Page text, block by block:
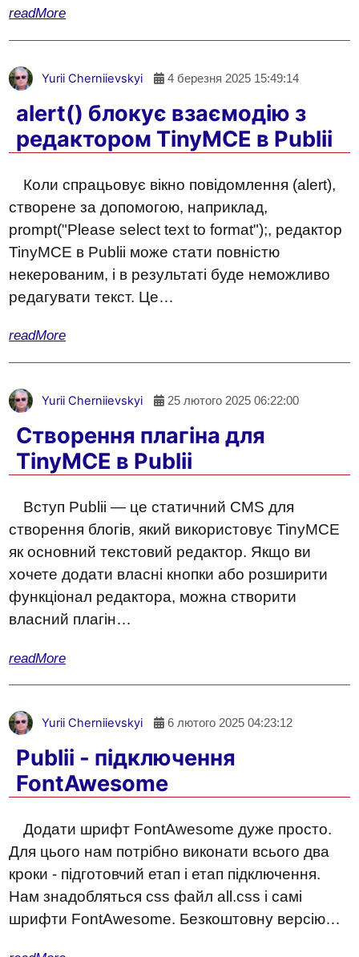
readMore
Yurii Cherniievskyi 4 березня 2025 15:49:14
alert() блокує взаємодію з
редактором TinyMCE в Publii
Коли спрацьовує вікно повідомлення (alert),
створене за допомогою, наприклад,
prompt("Please select text to format");, редактор
TinyMCE в Publii може стати повністю
некерованим, і в результаті буде неможливо
редагувати текст. Це…
readMore
Yurii Cherniievskyi 25 лютого 2025 06:22:00
Створення плагіна для
TinyMCE в Publii
Вступ Publii — це статичний CMS для
створення блогів, який використовує TinyMCE
як основний текстовий редактор. Якщо ви
хочете додати власні кнопки або розширити
функціонал редактора, можна створити
власний плагін…
readMore
Yurii Cherniievskyi 6 лютого 2025 04:23:12
Publii - підключення
FontAwesome
Додати шрифт FontAwesome дуже просто.
Для цього нам потрібно виконати всього два
кроки - підготовчий етап і етап підключення.
Нам знадобляться css файл all.css і самі
шрифти FontAwesome. Безкоштовну версію…